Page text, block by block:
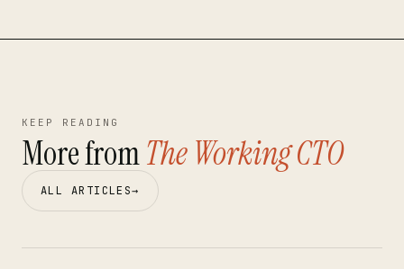
KEEP READING
More fromThe Working CTO
ALL ARTICLES→